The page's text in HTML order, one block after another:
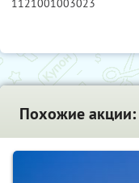
1121001003023
Похожие акции: